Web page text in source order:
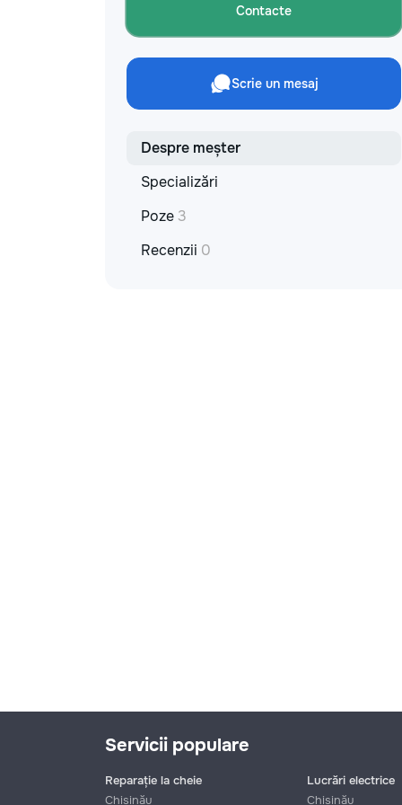
producătorului, brand, colecție și
categoria produsului. Gresie
porțelanată – de la 350–800+ lei/m²
Laminat – de la 180–450+ lei/m²
Materiale pentru lucrări brute – de la 1
500–2 500 lei/m² de apartament Uși
lei/set Tavan extensibil – de la 120–
confortul dumneavoastră! Realizăm
proiectul de design, cu atenție la
o consultație gratuită și un deviz fără
Contacte
Scrie un mesaj
Despre meșter
Specializări
Poze3
Recenzii 0
Servicii populare
Reparație la cheie
Chișinău
Lucrări electrice
Chișinău